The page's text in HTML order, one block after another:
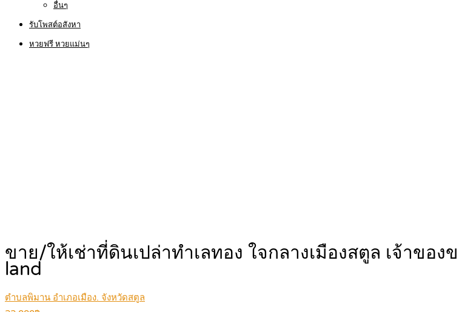
อื่นๆ
รับโพสต์อสังหา
หวยฟรี หวยแม่นๆ
ขาย/ให้เช่าที่ดินเปล่าทำเลทอง ใจกลางเมืองสตูล เจ้าขอ
land
ตำบลพิมาน อำเภอเมือง. จังหวัดสตูล